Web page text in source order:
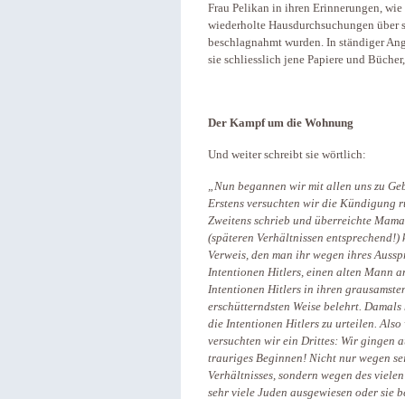
Frau Pelikan in ihren Erinnerungen,
wiederholte Hausdurchsuchungen über
beschlagnahmt wurden. In ständiger
sie schliesslich jene Papiere und
Der Kampf um die Wohnung
Und weiter schreibt sie wörtlich:
„Nun begannen wir mit allen uns zu
Erstens versuchten wir die Kündigung
Zweitens schrieb und überreichte
(späteren Verhältnissen
Verweis, den man ihr wegen ihres
Intentionen Hitlers, einen alten Mann
Intentionen Hitlers in ihren
erschütterndsten Weise belehrt.
die Intentionen Hitlers zu urteilen. Also
versuchten wir ein Drittes: Wir gingen
trauriges Beginnen! Nicht nur wegen
Verhältnisses, sondern wegen des
sehr viele Juden ausgewiesen oder sie